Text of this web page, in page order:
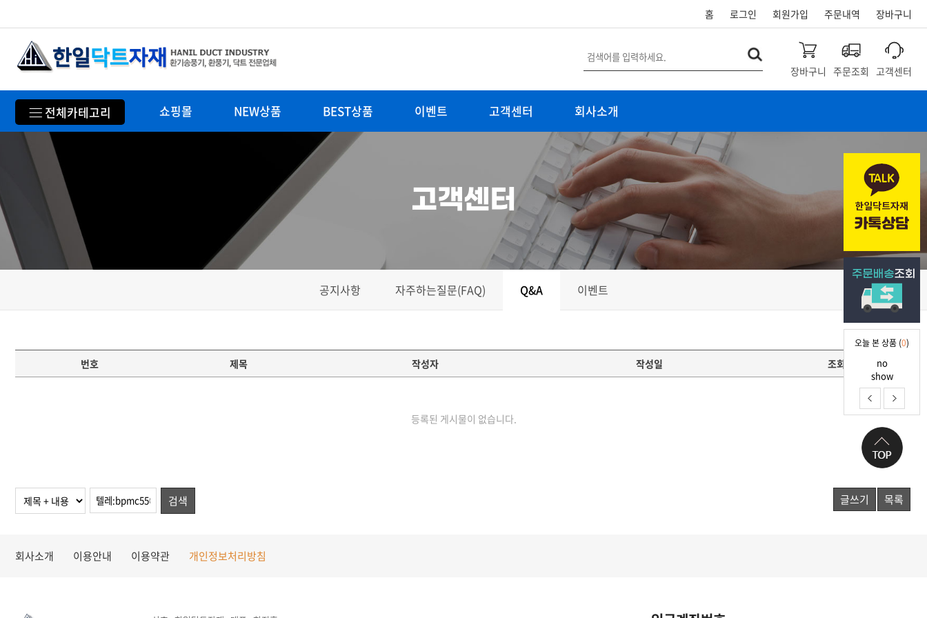
오늘 본 상품 (0)
no
show
홈 로그인 회원가입 주문내역 장바구니
장바구니 주문조회 고객센터
전체카테고리 쇼핑몰 NEW상품 BEST상품 이벤트 고객센터 회사소개
고객센터
공지사항 자주하는질문(FAQ) Q&A 이벤트
번호 제목 작성자 작성일 조회
등록된 게시물이 없습니다.
검색 글쓰기 목록
회사소개 이용안내 이용약관 개인정보처리방침